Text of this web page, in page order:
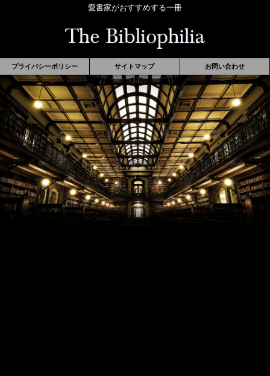
愛書家がおすすめする一冊
プライバシーポリシー サイトマップ お問い合わせ